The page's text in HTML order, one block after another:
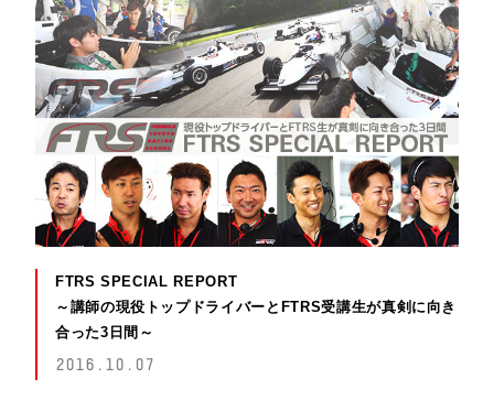
FTRS SPECIAL REPORT
～講師の現役トップドライバーとFTRS受講生が真剣に向き
合った3日間～
2016.10.07